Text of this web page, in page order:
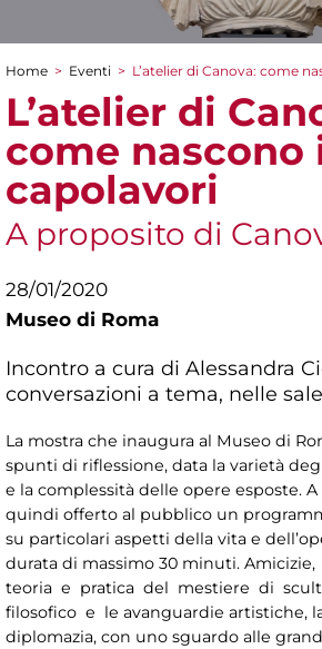
Tu sei qui
Home > Eventi > L’atelier di Canova: come
L’atelier di
come nascono
capolavori
A proposito di
28/01/2020
Museo di Roma
Incontro a cura di Alessandra
conversazioni a tema, nelle
La mostra che inaugura al Museo di
spunti di riflessione, data la varietà
e la complessità delle opere esposte.
quindi offerto al pubblico un
su particolari aspetti della vita e
durata di massimo 30 minuti.
teoria e pratica del mestiere di
filosofico e le avanguardie artistiche,
diplomazia, con uno sguardo alle